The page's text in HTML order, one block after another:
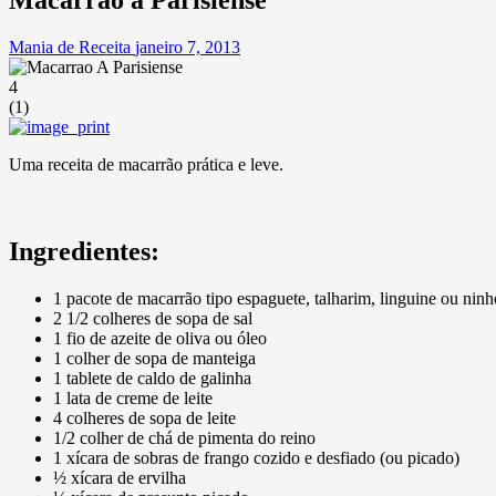
Mania de Receita janeiro 7, 2013
4
(1)
Uma receita de macarrão prática e leve.
Ingredientes:
1 pacote de macarrão tipo espaguete, talharim, linguine ou
2 1/2 colheres de sopa de sal
1 fio de azeite de oliva ou óleo
1 colher de sopa de manteiga
1 tablete de caldo de galinha
1 lata de creme de leite
4 colheres de sopa de leite
1/2 colher de chá de pimenta do reino
1 xícara de sobras de frango cozido e desfiado (ou picado)
½ xícara de ervilha